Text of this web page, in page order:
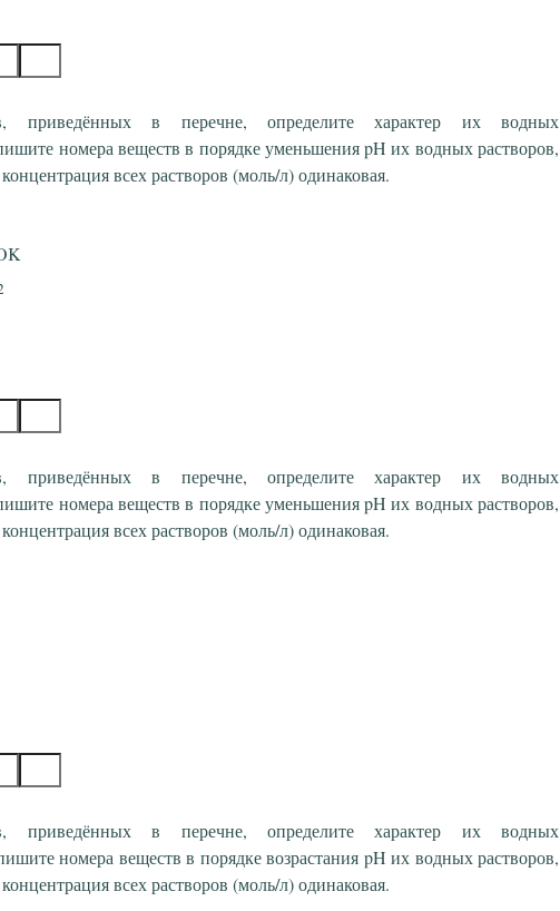
приведённых в перечне, определите характер их водных
номера веществ в порядке уменьшения pH их водных растворов,
всех растворов (моль/л) одинаковая.
приведённых в перечне, определите характер их водных
номера веществ в порядке уменьшения pH их водных растворов,
всех растворов (моль/л) одинаковая.
приведённых в перечне, определите характер их водных
номера веществ в порядке возрастания pH их водных растворов,
всех растворов (моль/л) одинаковая.